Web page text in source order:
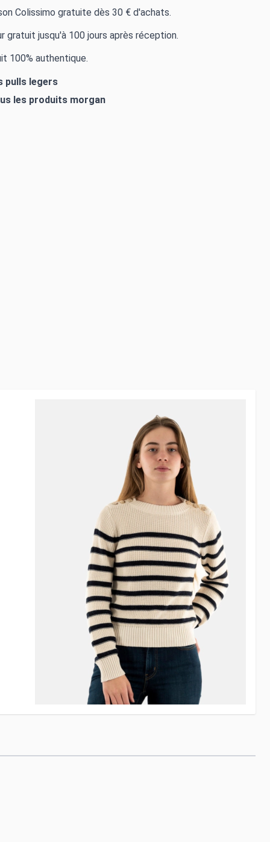
Colissimo gratuite dès 30 € d'achats.
gratuit jusqu'à 100 jours après réception.
100% authentique.
pulls legers
les produits morgan